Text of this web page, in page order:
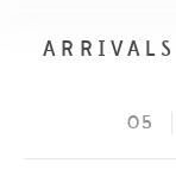
ARRIVALS
05